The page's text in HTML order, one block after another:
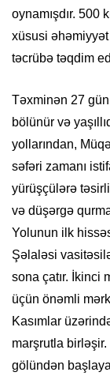
oynamışdır.
xüsusi
təcrübə təqdim
Təxminən 27
bölünür və
yollarından,
səfəri zamanı
yürüşçülərə
və düşərgə
Yolunun ilk
Şəlaləsi
sona çatır. İkinci
üçün önəmli
Kasımlar
marşrutla
gölündən